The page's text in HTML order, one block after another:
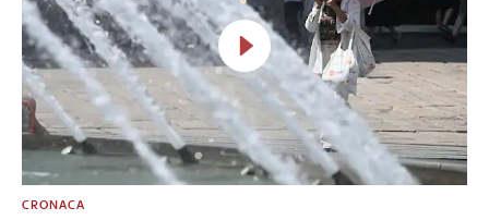
CRONACA